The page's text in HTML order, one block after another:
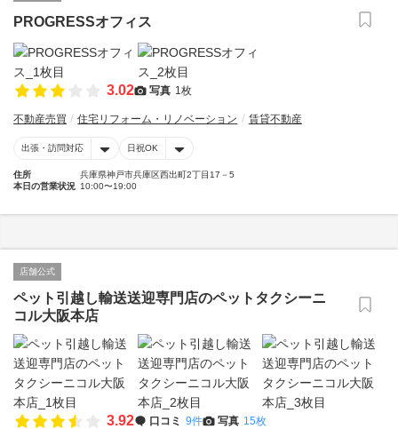
PROGRESSオフィス
3.02 写真 1枚
不動産売買 住宅リフォーム・リノベーション 賃貸不動産
出張・訪問対応 日祝OK
住所
兵庫県神戸市兵庫区西出町2丁目17－5
本日の営業状況 10:00〜19:00
店舗公式
ペット引越し輸送送迎専門店のペットタクシーニ
コル大阪本店
3.92 口コミ 9件 写真 15枚